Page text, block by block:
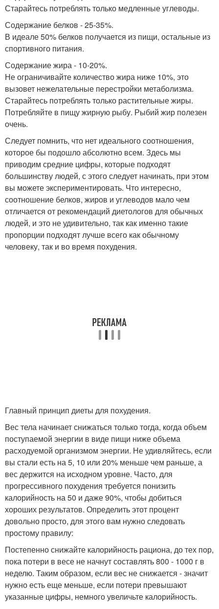
Старайтесь потреблять только медленные углеводы.
Содержание белков - 25-35%.
В идеале 50% белков получается из пищи, остальные из
спортивного питания.
Содержание жира - 10-20%.
Не ограничивайте количество жира ниже 10%, это
вызовет нежелательные перестройки метаболизма.
Старайтесь потреблять только растительные жиры.
Потребляйте в пищу жирную рыбу. Рыбий жир полезен
очень.
Следует помнить, что нет идеального соотношения,
которое бы подошло абсолютно всем. Здесь мы
приводим средние цифры, которые подходят
большинству людей, с этого следует начинать, при этом
вы можете экспериментировать. Что интересно,
соотношение белков, жиров и углеводов мало чем
отличается от рекомендаций диетологов для обычных
людей, и это не удивительно, так как именно такие
пропорции подходят лучше всего как обычному
человеку, так и во время похудения.
Главный принцип диеты для похудения.
Вес тела начинает снижаться только тогда, когда объем
поступаемой энергии в виде пищи ниже объема
расходуемой организмом энергии. Не удивляйтесь, если
вы стали есть на 5, 10 или 20% меньше чем раньше, а
вес держится на исходном уровне. Часто, для
прогрессивного похудения требуется понизить
калорийность на 50 и даже 90%, чтобы добиться
хороших результатов. Определить этот процент
довольно просто, для этого вам нужно следовать
простому правилу:
Постепенно снижайте калорийность рациона, до тех пор,
пока потери в весе не начнут составлять 800 - 1000 г в
неделю. Таким образом, если вес не снижается - значит
нужно есть еще меньше, если потери превышают
указанные цифры, немного увеличьте калорийность.